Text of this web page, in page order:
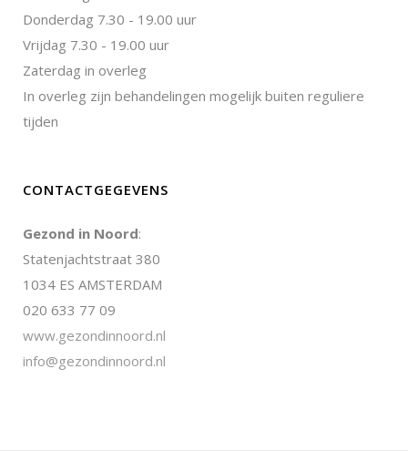
Donderdag 7.30 - 19.00 uur
Vrijdag 7.30 - 19.00 uur
Zaterdag in overleg
In overleg zijn behandelingen mogelijk buiten reguliere
tijden
CONTACTGEGEVENS
Gezond in Noord:
Statenjachtstraat 380
1034 ES AMSTERDAM
020 633 77 09
www.gezondinnoord.nl
info@gezondinnoord.nl